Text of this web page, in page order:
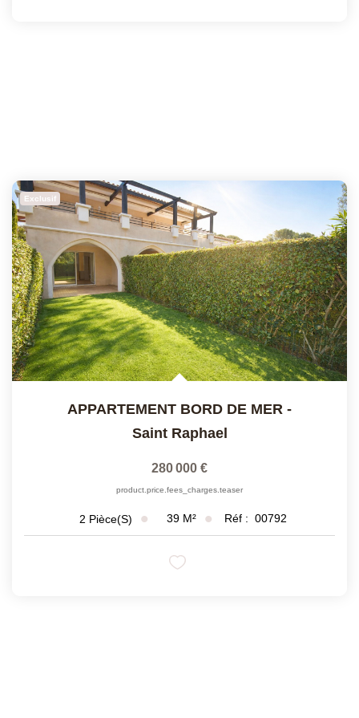
Exclusif
APPARTEMENT BORD DE MER -
Saint Raphael
280 000 €
product.price.fees_charges.teaser
2 Pièce(s) 39 M² Réf : 00792